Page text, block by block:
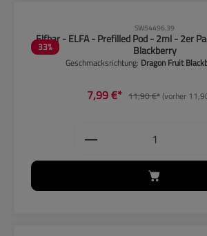
33%
SW54496.39
Elfbar - ELFA - Prefilled Pod - 2ml - 2er
Blackberry
Geschmacksrichtung: Dragon Fruit
7,99 €* 11,90 €*(vorher
Produkt Anzahl: